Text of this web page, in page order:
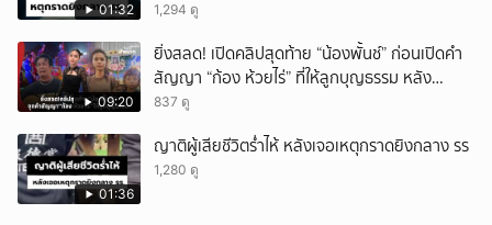
01:32 1,294 ดู
09:20
ยิ่งสลด! เปิดคลิปสุดท้าย “น้องพั้นช์” ก่อนเปิดคำ
สัญญา “ก้อง ห้วยไร่” ที่ให้ลูกบุญธรรม หลัง
ลาโลก!
837 ดู
01:36
ญาติผู้เสียชีวิตร่ำไห้ หลังเจอเหตุกราดยิงกลาง รร
1,280 ดู